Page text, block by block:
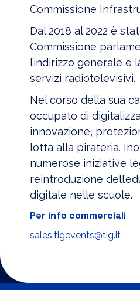
Commissione
Dal 2018 al 2022 è
Commissione
l’indirizzo generale e
servizi radiotelevisivi.
Nel corso della sua
occupato di
innovazione,
lotta alla pirateria.
numerose iniziative
reintroduzione
digitale nelle scuole.
Per info commerciali
sales.tigevents@tig.it